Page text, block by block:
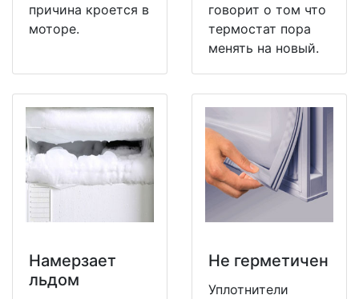
причина кроется в
моторе.
говорит о том что
термостат пора
менять на новый.
Намерзает
льдом
Не герметичен
Уплотнители